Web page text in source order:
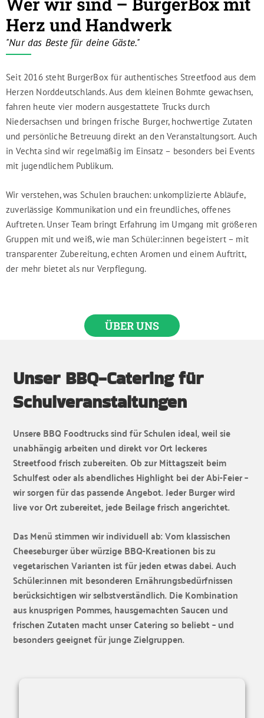
Herz und Handwerk
"Nur das Beste für deine Gäste."
Seit 2016 steht BurgerBox für authentisches Streetfood aus dem
Herzen Norddeutschlands. Aus dem kleinen Bohmte gewachsen,
fahren heute vier modern ausgestattete Trucks durch
Niedersachsen und bringen frische Burger, hochwertige Zutaten
und persönliche Betreuung direkt an den Veranstaltungsort. Auch
in Vechta sind wir regelmäßig im Einsatz – besonders bei Events
mit jugendlichem Publikum.
Wir verstehen, was Schulen brauchen: unkomplizierte Abläufe,
zuverlässige Kommunikation und ein freundliches, offenes
Auftreten. Unser Team bringt Erfahrung im Umgang mit größeren
Gruppen mit und weiß, wie man Schüler:innen begeistert – mit
transparenter Zubereitung, echten Aromen und einem Auftritt,
der mehr bietet als nur Verpflegung.
ÜBER UNS
Unser BBQ-Catering für
Schulveranstaltungen
Unsere BBQ Foodtrucks sind für Schulen ideal, weil sie
unabhängig arbeiten und direkt vor Ort leckeres
Streetfood frisch zubereiten. Ob zur Mittagszeit beim
Schulfest oder als abendliches Highlight bei der Abi-Feier –
wir sorgen für das passende Angebot. Jeder Burger wird
live vor Ort zubereitet, jede Beilage frisch angerichtet.
Das Menü stimmen wir individuell ab: Vom klassischen
Cheeseburger über würzige BBQ-Kreationen bis zu
vegetarischen Varianten ist für jeden etwas dabei. Auch
Schüler:innen mit besonderen Ernährungsbedürfnissen
berücksichtigen wir selbstverständlich. Die Kombination
aus knusprigen Pommes, hausgemachten Saucen und
frischen Zutaten macht unser Catering so beliebt – und
besonders geeignet für junge Zielgruppen.